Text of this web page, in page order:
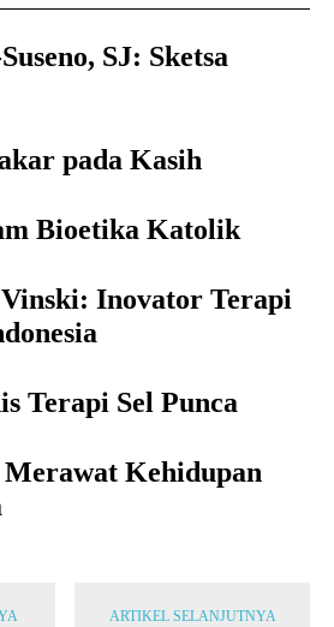
SJ: Sketsa
pada Kasih
Bioetika Katolik
Inovator Terapi
Terapi Sel Punca
Merawat Kehidupan
ARTIKEL SELANJUTNYA